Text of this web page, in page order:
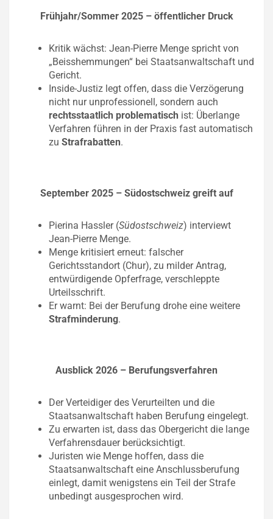
Frühjahr/Sommer 2025 – öffentlicher Druck
Kritik wächst: Jean-Pierre Menge spricht von
„Beisshemmungen“ bei Staatsanwaltschaft und
Gericht.
Inside-Justiz legt offen, dass die Verzögerung
nicht nur unprofessionell, sondern auch
rechtsstaatlich problematisch ist: Überlange
Verfahren führen in der Praxis fast automatisch
zu Strafrabatten.
September 2025 – Südostschweiz greift auf
Pierina Hassler (Südostschweiz) interviewt
Jean-Pierre Menge.
Menge kritisiert erneut: falscher
Gerichtsstandort (Chur), zu milder Antrag,
entwürdigende Opferfrage, verschleppte
Urteilsschrift.
Er warnt: Bei der Berufung drohe eine weitere
Strafminderung.
Ausblick 2026 – Berufungsverfahren
Der Verteidiger des Verurteilten und die
Staatsanwaltschaft haben Berufung eingelegt.
Zu erwarten ist, dass das Obergericht die lange
Verfahrensdauer berücksichtigt.
Juristen wie Menge hoffen, dass die
Staatsanwaltschaft eine Anschlussberufung
einlegt, damit wenigstens ein Teil der Strafe
unbedingt ausgesprochen wird.